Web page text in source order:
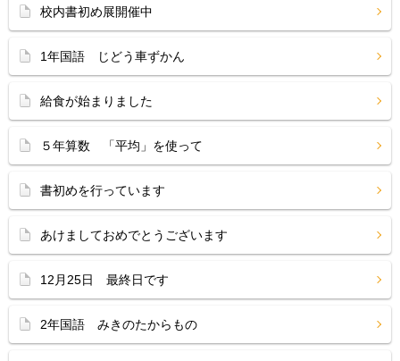
校内書初め展開催中
1年国語 じどう車ずかん
給食が始まりました
５年算数 「平均」を使って
書初めを行っています
あけましておめでとうございます
12月25日 最終日です
2年国語 みきのたからもの